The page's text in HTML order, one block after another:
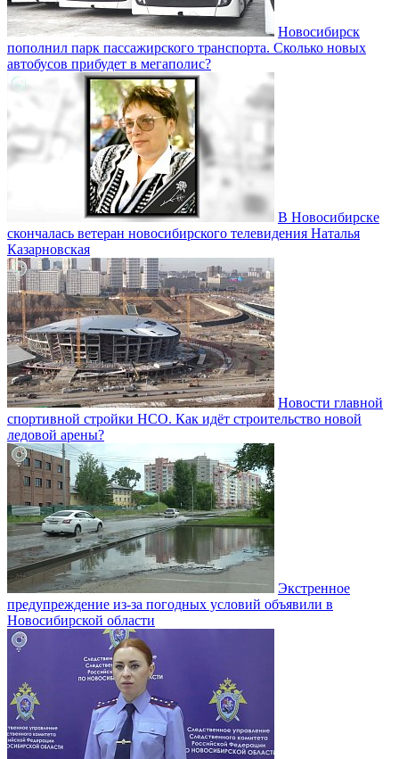
Новосибирск
пополнил парк пассажирского транспорта. Сколько новых
автобусов прибудет в мегаполис?
В Новосибирске
скончалась ветеран новосибирского телевидения Наталья
Казарновская
Новости главной
спортивной стройки НСО. Как идёт строительство новой
ледовой арены?
Экстренное
предупреждение из-за погодных условий объявили в
Новосибирской области